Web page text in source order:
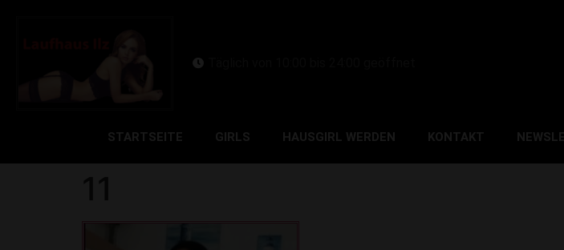
STARTSEITE GIRLS HAUSGIRL WERDEN KONTAKT